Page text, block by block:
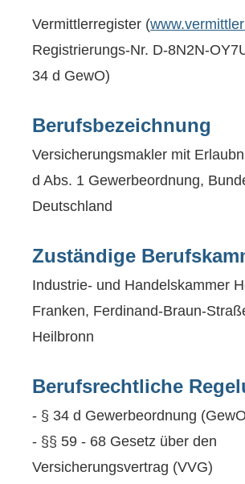
Vermittlerregister (
Registrierungs-Nr. D-8N2N-
34 d GewO)
Berufsbezeichnung
Ver­sicherungs­makler mit
d Abs. 1 Gewerbeordnung,
Deutschland
Zuständige
Industrie- und Handelskammer
Franken, Ferdinand-Braun-
Heilbronn
Berufsrechtliche
- § 34 d Gewerbeordnung
- §§ 59 - 68 Gesetz über den
Versicherungsvertrag (VVG)